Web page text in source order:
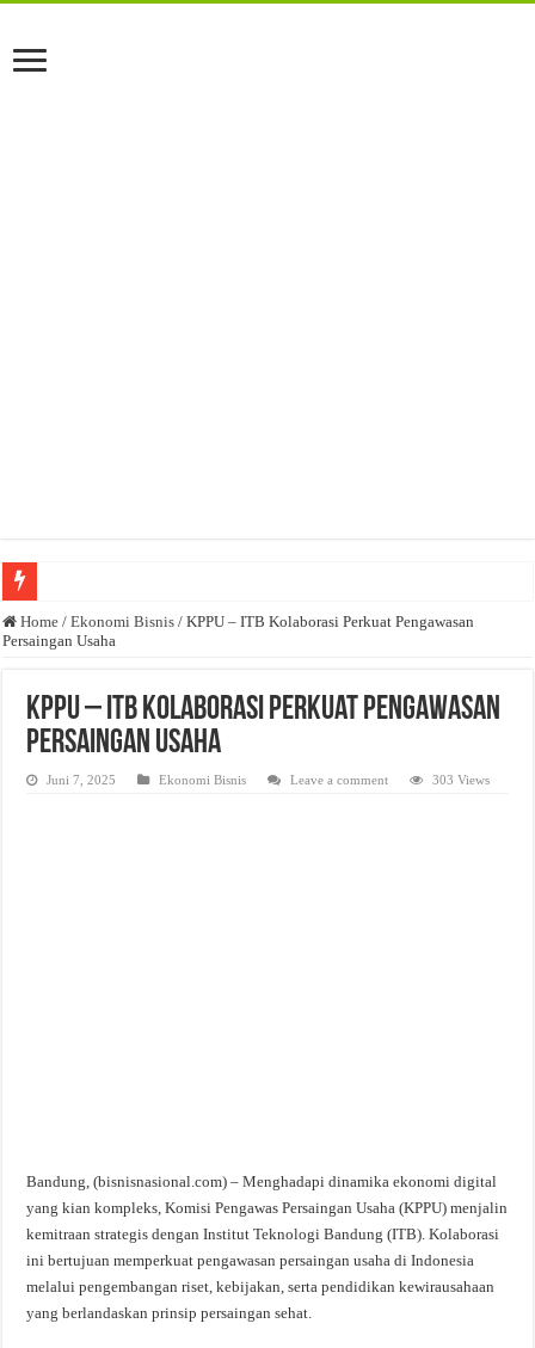
Anda butuh promosi usaha? Kontak ke Email redaksi@bisnisnasional.com
Dibutuhkan Marketing. Lamaran di-email ke redaksi@bisnisnasional.com
Home / Ekonomi Bisnis / KPPU – ITB Kolaborasi Perkuat Pengawasan
Persaingan Usaha
KPPU – ITB Kolaborasi Perkuat Pengawasan
Persaingan Usaha
Juni 7, 2025 Ekonomi Bisnis Leave a comment 303 Views
Bandung, (bisnisnasional.com) – Menghadapi dinamika ekonomi digital
yang kian kompleks, Komisi Pengawas Persaingan Usaha (KPPU) menjalin
kemitraan strategis dengan Institut Teknologi Bandung (ITB). Kolaborasi
ini bertujuan memperkuat pengawasan persaingan usaha di Indonesia
melalui pengembangan riset, kebijakan, serta pendidikan kewirausahaan
yang berlandaskan prinsip persaingan sehat.